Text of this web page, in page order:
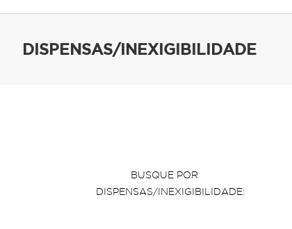
DISPENSAS/INEXIGIBILIDADE
BUSQUE POR
DISPENSAS/INEXIGIBILIDADE: